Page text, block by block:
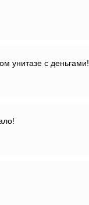
унитазе с деньгами!